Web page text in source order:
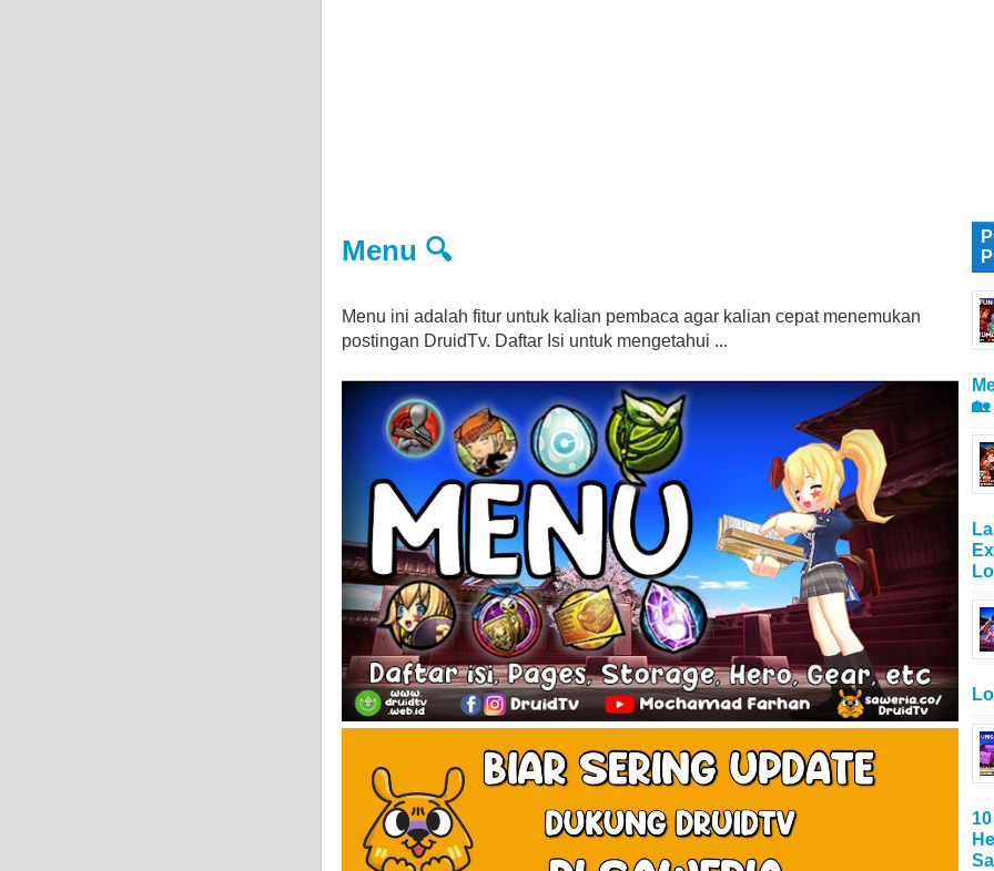
Menu 🔍
Menu ini adalah fitur untuk kalian pembaca agar kalian cepat menemukan
postingan DruidTv. Daftar Isi untuk mengetahui ...
🏡